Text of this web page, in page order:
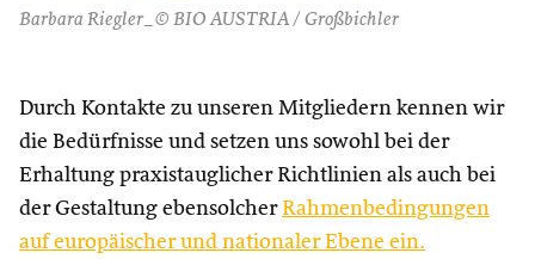
Barbara Riegler_© BIO AUSTRIA / Großbichler
Durch Kontakte zu unseren Mitgliedern kennen wir
die Bedürfnisse und setzen uns sowohl bei der
Erhaltung praxistauglicher Richtlinien als auch bei
der Gestaltung ebensolcher Rahmenbedingungen
auf europäischer und nationaler Ebene ein.